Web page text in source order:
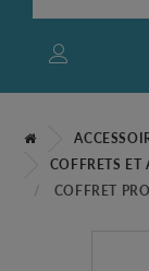
COFFRETS ET
COFFRET